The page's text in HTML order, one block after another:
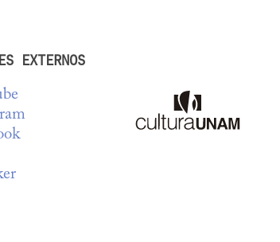
EXTERNOS